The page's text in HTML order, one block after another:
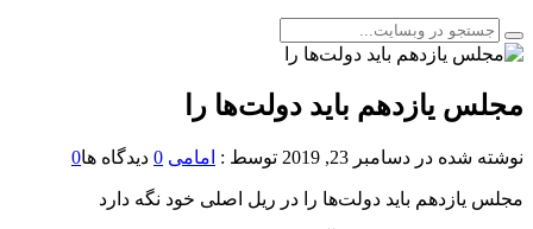
مجلس یازدهم باید دولت‌ها را
نوشته شده در دسامبر 23, 2019 توسط : امامی 0 دیدگاه ها0
مجلس یازدهم باید دولت‌ها را در ریل اصلی خود نگه دارد